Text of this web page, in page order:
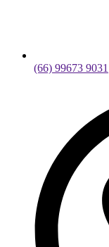
(66) 99673 9031